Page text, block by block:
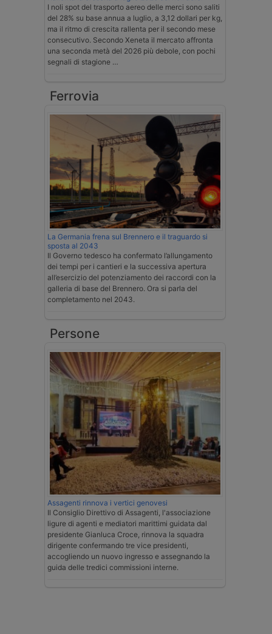
I noli spot del trasporto aereo delle merci sono saliti
del 28% su base annua a luglio, a 3,12 dollari per kg,
ma il ritmo di crescita rallenta per il secondo mese
consecutivo. Secondo Xeneta il mercato affronta
una seconda metà del 2026 più debole, con pochi
segnali di stagione …
Ferrovia
La Germania frena sul Brennero e il traguardo si
sposta al 2043
Il Governo tedesco ha confermato l’allungamento
dei tempi per i cantieri e la successiva apertura
all’esercizio del potenziamento dei raccordi con la
galleria di base del Brennero. Ora si parla del
completamento nel 2043.
Persone
Assagenti rinnova i vertici genovesi
Il Consiglio Direttivo di Assagenti, l'associazione
ligure di agenti e mediatori marittimi guidata dal
presidente Gianluca Croce, rinnova la squadra
dirigente confermando tre vice presidenti,
accogliendo un nuovo ingresso e assegnando la
guida delle tredici commissioni interne.